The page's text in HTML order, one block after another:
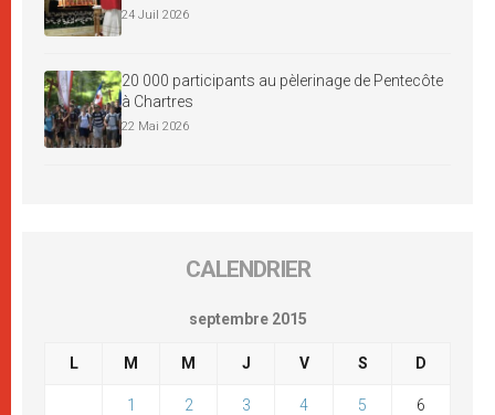
24 Juil 2026
20 000 participants au pèlerinage de Pentecôte
à Chartres
22 Mai 2026
CALENDRIER
septembre 2015
L M M J V S D
1 2 3 4 5 6